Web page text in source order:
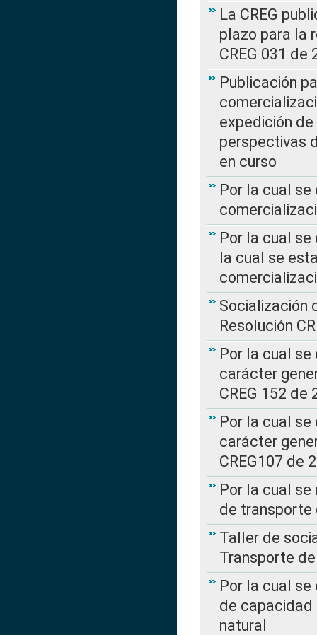
La CREG
plazo para la
CREG 031 de
Publicación
expedición de
perspectivas
en curso
Por la cual
Por la cual se
la cual se
Socialización
Resolución
Por la cual
carácter
CREG 152 de
Por la cual
carácter
CREG107 de
Por la cual
de transporte
Taller de
Transporte
Por la cual
de capacidad
natural